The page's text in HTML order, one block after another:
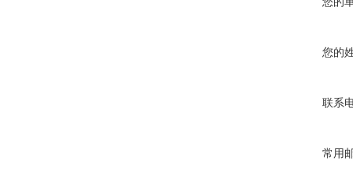
您的
联系
常用